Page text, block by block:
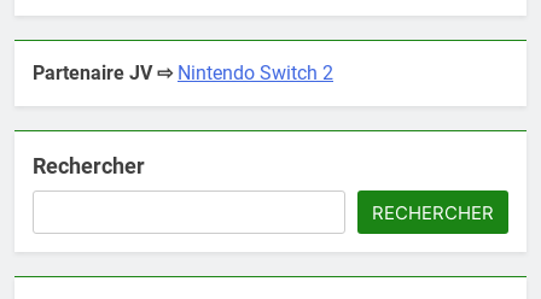
Partenaire JV ⇨ Nintendo Switch 2
Rechercher
RECHERCHER